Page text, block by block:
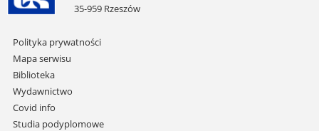
35-959 Rzeszów
Pomiń
nawigację
i
przejdź
do
treści
Polityka prywatności
Mapa serwisu
Biblioteka
Wydawnictwo
Covid info
Studia podyplomowe